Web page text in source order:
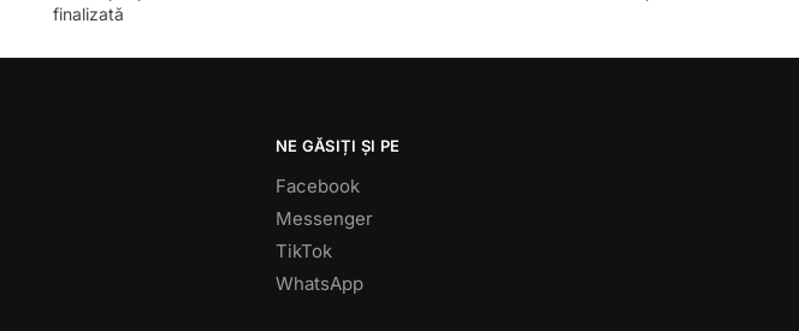
finalizată
NE GĂSIȚI ȘI PE
Facebook
Messenger
TikTok
WhatsApp